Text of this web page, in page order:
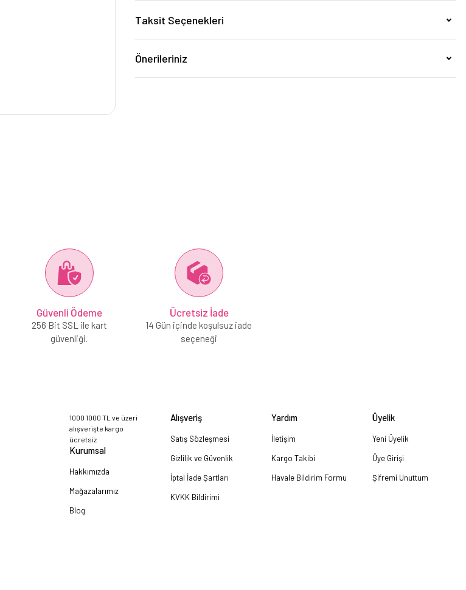
Taksit Seçenekleri
Önerileriniz
Güvenli Ödeme
256 Bit SSL ile kart
güvenliği.
Ücretsiz İade
14 Gün içinde koşulsuz iade
seçeneği
1000 1000 TL ve üzeri
alışverişte kargo
ücretsiz
Kurumsal
Hakkımızda
Mağazalarımız
Blog
Alışveriş
Satış Sözleşmesi
Gizlilik ve Güvenlik
İptal İade Şartları
KVKK Bildirimi
Yardım
İletişim
Kargo Takibi
Havale Bildirim Formu
Üyelik
Yeni Üyelik
Üye Girişi
Şifremi Unuttum